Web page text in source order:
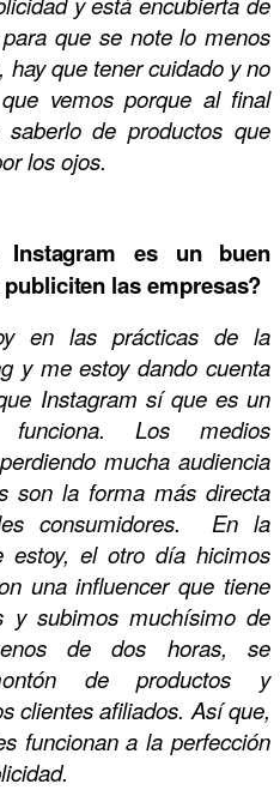
que se note lo menos
hay que tener cuidado y no
vemos porque al final
de productos que
los ojos.
Instagram es un buen
las empresas?
en las prácticas de la
y me estoy dando cuenta
Instagram sí que es un
Los medios
mucha audiencia
son la forma más directa
consumidores. En la
estoy, el otro día hicimos
una influencer que tiene
y subimos muchísimo de
de dos horas, se
de productos y
clientes afiliados. Así que,
funcionan a la perfección